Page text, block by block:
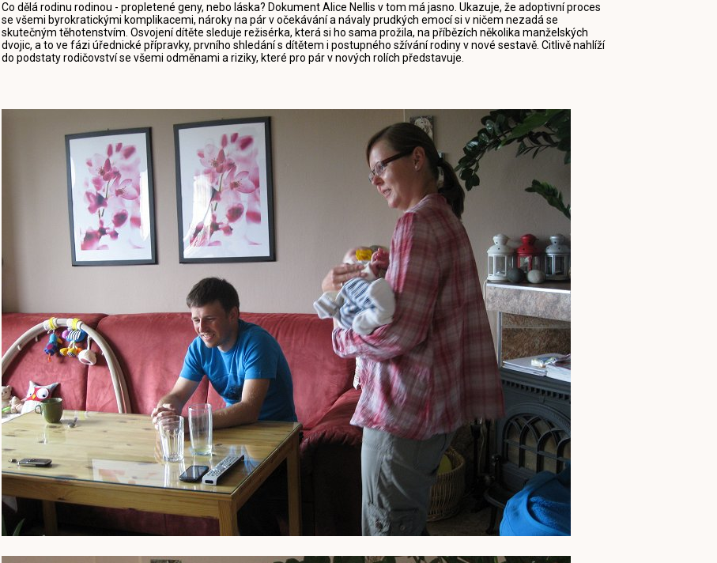
Co dělá rodinu rodinou - propletené geny, nebo láska? Dokument Alice Nellis v tom má jasno. Ukazuje, že adoptivní proces
se všemi byrokratickými komplikacemi, nároky na pár v očekávání a návaly prudkých emocí si v ničem nezadá se
skutečným těhotenstvím. Osvojení dítěte sleduje režisérka, která si ho sama prožila, na příbězích několika manželských
dvojic, a to ve fázi úřednické přípravky, prvního shledání s dítětem i postupného sžívání rodiny v nové sestavě. Citlivě nahlíží
do podstaty rodičovství se všemi odměnami a riziky, které pro pár v nových rolích představuje.